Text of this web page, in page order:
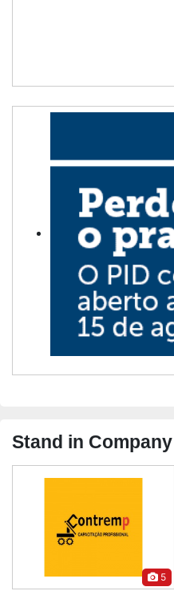
Stand in Company
5